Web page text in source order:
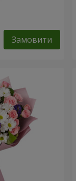
Замовити